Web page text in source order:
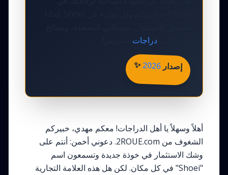
دراجات
إصدار2026
✨
أهلاً وسهلاً يا أهل الدراجات! معكم مهدي، خبيركم
الشغوف من 2ROUE.com. دعوني أخمن: أنتم على
وشك الاستثمار في خوذة جديدة وتسمعون اسم
"Shoei" في كل مكان. لكن هل هذه العلامة التجارية